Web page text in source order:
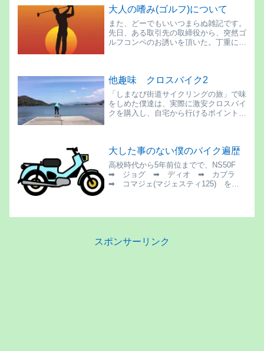
び」本体の邪魔になっては本末転倒です
ので、こっそり端っこの方で運営してい
きます。基本的には下から古い記事で一
番上が最新となります。
大人の嗜み(ゴルフ)について
また、どーでもいいつまらぬ雑記です。
先日、ある取引先の取締役から、突然ゴ
ルフコンペのお誘いを頂いた。丁重にお
他趣味 クロスバイク2
「しまなび街道サイクリングの旅」で味
をしめた僕達は、実際に激安クロスバイ
クを購入し、自宅から行けるポイントを
大した事のない僕のバイク遍歴
高校時代から5年前位までで、NS50F
➡ ジョグ ➡ ディオ ➡ カブラ
➡ コマジェ(マジェスティ125) を乗
スポンサーリンク